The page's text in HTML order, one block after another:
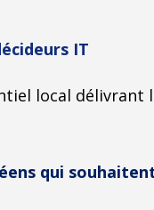
IT
local délivrant
qui